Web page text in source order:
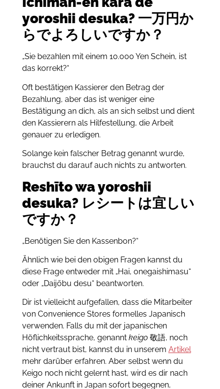
yoroshii desuka? 一万円か
らでよろしいですか？
„Sie bezahlen mit einem 10.000 Yen Schein, ist
das korrekt?“
Oft bestätigen Kassierer den Betrag der
Bezahlung, aber das ist weniger eine
Bestätigung an dich, als an sich selbst und dient
den Kassierern als Hilfestellung, die Arbeit
genauer zu erledigen.
Solange kein falscher Betrag genannt wurde,
brauchst du darauf auch nichts zu antworten.
Reshīto wa yoroshii
desuka? レシートは宜しい
ですか？
„Benötigen Sie den Kassenbon?“
Ähnlich wie bei den obigen Fragen kannst du
diese Frage entweder mit„Hai, onegaishimasu“
oder „Daijōbu desu“ beantworten.
Dir ist vielleicht aufgefallen, dass die Mitarbeiter
von Convenience Stores formelles Japanisch
verwenden. Falls du mit der japanischen
Höflichkeitssprache, genannt keigo 敬語, noch
nicht vertraut bist, kannst du in unserem Artikel
mehr darüber erfahren. Aber selbst wenn du
Keigo noch nicht gelernt hast, wird es dir nach
deiner Ankunft in Japan sofort begegnen,